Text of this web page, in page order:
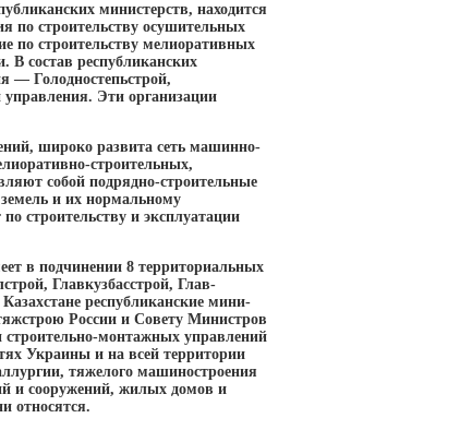
министерств, находится
по строительству осушительных
по строительству мелиоративных
В состав республиканских
— Голодностепьстрой,
Эти организации
широко развита сеть машинно-
строительных,
собой подрядно-строительные
и их нормальному
строительству и эксплуатации
в подчинении 8 территориальных
Главкузбасстрой, Глав-
республиканские мини-
России и Совету Министров
строительно-монтажных управлений
Украины и на всей территории
тяжелого машиностроения
и сооружений, жилых домов и
относятся.